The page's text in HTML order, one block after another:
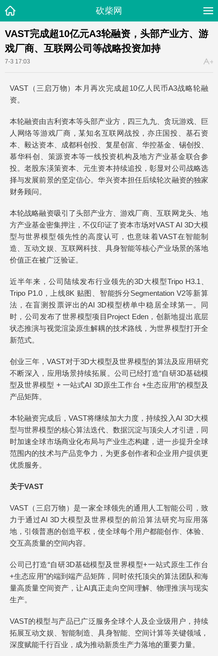
砍柴网
VAST完成超10亿元A3轮融资，头部产业方、游
戏厂商、互联网公司等战略投资加持
7-3 17:03
VAST（三启万物）本月再次完成超10亿人民币A3战略轮融
资。
本轮融资由吉利资本等头部产业方，四三九九、贪玩游戏、巨
人网络等游戏厂商，某知名互联网战投，亦庄国投、基石资
本、毅达资本、成都科创投、复星创富、华控基金、锡创投、
慕华科创、策源资本等一线投资机构及地方产业基金联合参
投。老股东渶策资本、元生资本持续追投，彰显对公司战略选
择与发展前景的坚定信心。华兴资本担任后续轮次融资的独家
财务顾问。
本轮战略融资吸引了头部产业方、游戏厂商、互联网龙头、地
方产业基金密集押注，不仅印证了资本市场对VAST AI 3D大模
型与世界模型领先性的高度认可，也意味着VAST在智能制
造、互动文娱、互联网科技、具身智能等核心产业场景的落地
价值正在被广泛验证。
近半年来，公司陆续发布行业领先的3D大模型Tripo H3.1、
Tripo P1.0，上线8K 贴图、智能拆分Segmentation V2等新算
法，在盲测投票评出的AI 3D模型榜单中稳居全球第一。同
时，公司发布了世界模型项目Project Eden，创新地提出底层
状态推演与视觉渲染原生解耦的技术路线，为世界模型打开全
新范式。
创业三年，VAST对于3D大模型及世界模型的算法及应用研究
不断深入，应用场景持续拓展。公司已经打造“自研3D基础模
型及世界模型 + 一站式AI 3D原生工作台 +生态应用”的模型及
产品矩阵。
本轮融资完成后，VAST将继续加大力度，持续投入AI 3D大模
型与世界模型的核心算法迭代、数据沉淀与顶尖人才引进，同
时加速全球市场商业化布局与产业生态构建，进一步提升全球
范围内的技术与产品竞争力，为更多创作者和企业用户提供更
优质服务。
关于VAST
VAST（三启万物）是一家全球领先的通用人工智能公司，致
力于通过AI 3D大模型及世界模型的前沿算法研究与应用落
地，引领普惠的创造平权，使全球每个用户都能创作、体验、
交互高质量的空间内容。
公司已打造“自研3D基础模型及世界模型+一站式原生工作台
+生态应用”的端到端产品矩阵，同时依托顶尖的算法团队和海
量高质量空间资产，让AI真正走向空间理解、物理推演与现实
生产。
VAST的模型与产品已广泛服务全球个人及企业级用户，持续
拓展互动文娱、智能制造、具身智能、空间计算等关键领域，
深度赋能千行百业，成为推动新质生产力落地的重要力量。